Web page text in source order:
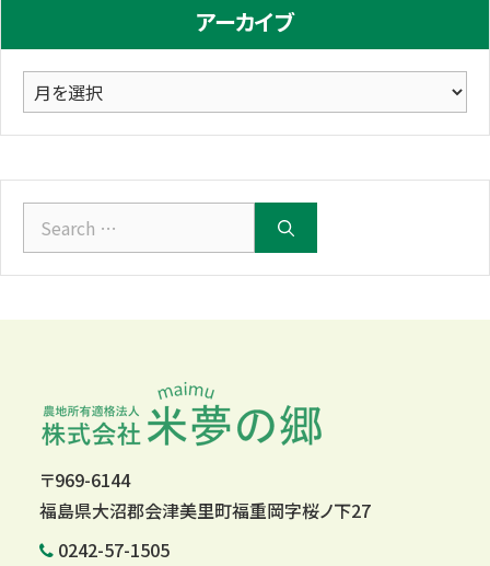
アーカイブ
ア
ー
イ
ブSearch
for:
〒969-6144
福島県大沼郡会津美里町福重岡字桜ノ下27
0242-57-1505